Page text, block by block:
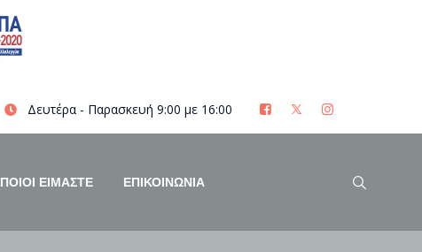
Δευτέρα - Παρασκευή 9:00 με 16:00
ΠΟΙΟΊ ΕΊΜΑΣΤΕ ΕΠΙΚΟΙΝΩΝΙΑ